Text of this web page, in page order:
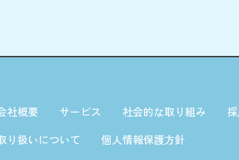
社概要 サービス 社会的な取り組み
り扱いについて
個人情報保護方針